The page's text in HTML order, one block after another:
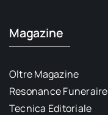
Magazine
Oltre Magazine
Resonance Funeraire
Tecnica Editoriale